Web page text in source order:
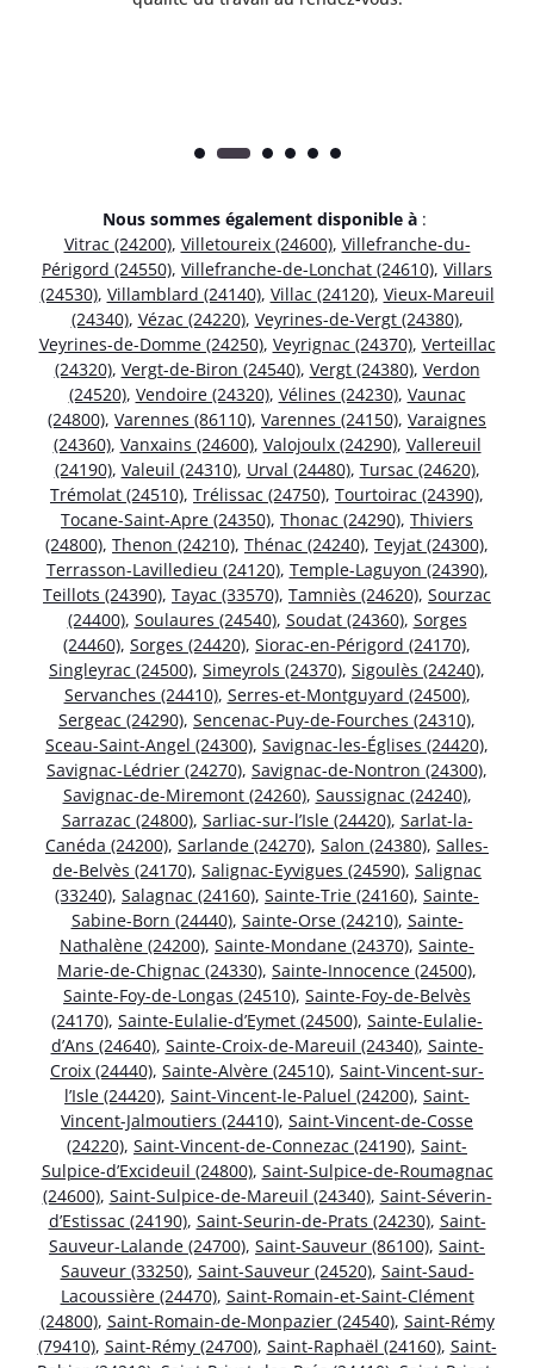
Nous sommes également disponible à :
Vitrac (24200), Villetoureix (24600), Villefranche-du-
Périgord (24550), Villefranche-de-Lonchat (24610), Villars
(24530), Villamblard (24140), Villac (24120), Vieux-Mareuil
(24340), Vézac (24220), Veyrines-de-Vergt (24380),
Veyrines-de-Domme (24250), Veyrignac (24370), Verteillac
(24320), Vergt-de-Biron (24540), Vergt (24380), Verdon
(24520), Vendoire (24320), Vélines (24230), Vaunac
(24800), Varennes (86110), Varennes (24150), Varaignes
(24360), Vanxains (24600), Valojoulx (24290), Vallereuil
(24190), Valeuil (24310), Urval (24480), Tursac (24620),
Trémolat (24510), Trélissac (24750), Tourtoirac (24390),
Tocane-Saint-Apre (24350), Thonac (24290), Thiviers
(24800), Thenon (24210), Thénac (24240), Teyjat (24300),
Terrasson-Lavilledieu (24120), Temple-Laguyon (24390),
Teillots (24390), Tayac (33570), Tamniès (24620), Sourzac
(24400), Soulaures (24540), Soudat (24360), Sorges
(24460), Sorges (24420), Siorac-en-Périgord (24170),
Singleyrac (24500), Simeyrols (24370), Sigoulès (24240),
Servanches (24410), Serres-et-Montguyard (24500),
Sergeac (24290), Sencenac-Puy-de-Fourches (24310),
Sceau-Saint-Angel (24300), Savignac-les-Églises (24420),
Savignac-Lédrier (24270), Savignac-de-Nontron (24300),
Savignac-de-Miremont (24260), Saussignac (24240),
Sarrazac (24800), Sarliac-sur-l’Isle (24420), Sarlat-la-
Canéda (24200), Sarlande (24270), Salon (24380), Salles-
de-Belvès (24170), Salignac-Eyvigues (24590), Salignac
(33240), Salagnac (24160), Sainte-Trie (24160), Sainte-
Sabine-Born (24440), Sainte-Orse (24210), Sainte-
Nathalène (24200), Sainte-Mondane (24370), Sainte-
Marie-de-Chignac (24330), Sainte-Innocence (24500),
Sainte-Foy-de-Longas (24510), Sainte-Foy-de-Belvès
(24170), Sainte-Eulalie-d’Eymet (24500), Sainte-Eulalie-
d’Ans (24640), Sainte-Croix-de-Mareuil (24340), Sainte-
Croix (24440), Sainte-Alvère (24510), Saint-Vincent-sur-
l’Isle (24420), Saint-Vincent-le-Paluel (24200), Saint-
Vincent-Jalmoutiers (24410), Saint-Vincent-de-Cosse
(24220), Saint-Vincent-de-Connezac (24190), Saint-
Sulpice-d’Excideuil (24800), Saint-Sulpice-de-Roumagnac
(24600), Saint-Sulpice-de-Mareuil (24340), Saint-Séverin-
d’Estissac (24190), Saint-Seurin-de-Prats (24230), Saint-
Sauveur-Lalande (24700), Saint-Sauveur (86100), Saint-
Sauveur (33250), Saint-Sauveur (24520), Saint-Saud-
Lacoussière (24470), Saint-Romain-et-Saint-Clément
(24800), Saint-Romain-de-Monpazier (24540), Saint-Rémy
(79410), Saint-Rémy (24700), Saint-Raphaël (24160), Saint-